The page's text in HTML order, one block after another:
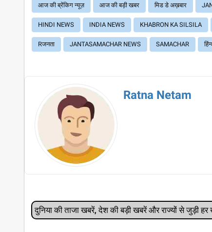
आज की ब्रेंकिग न्यूज़ आज की बड़ी खबर मिड डे अख़बार
HINDI NEWS INDIA NEWS KHABRON KA SILSILA
Rजनता JANTASAMACHAR NEWS SAMACHAR
Ratna Netam
दुनिया की ताजा खबरें, देश की बड़ी खबरें और राज्‍यों से